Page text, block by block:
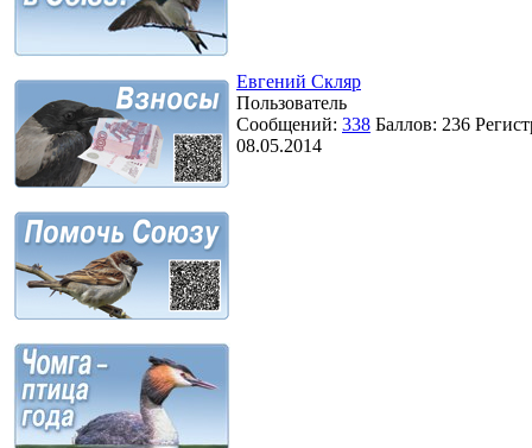
Евгений Скляр
Пользователь
Сообщений: 338 Баллов: 236
08.05.2014